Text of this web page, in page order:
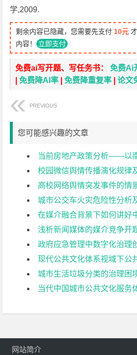
学,2009.
剩余内容已隐藏，您需要先支付 10元
内容！ 立即支付
免费ai写开题、写任务书：免费Ai
|免费降AI率 |免费降重复率 |论文
PREVIOUS
您可能感兴趣的文章
当前房地产政策分析——以
校园微信舆情传播演化规律及应
高校网络舆情突发事件的情景建
城市公交车火灾危险性分析及应
在媒介融合背景下如何讲好
浅析新闻媒体的媒介竞争开
政府应急管理中数字化治理创新研究-以新冠
现代公共文化体系视域下公共图书馆发展再思
城市生活垃圾分类的治理困境与创新路
当代中国城市公共文化服务体系的融合创新——基于空间
网站简介